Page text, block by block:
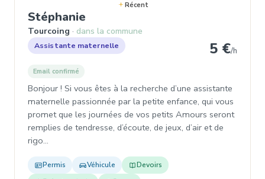
Récent
Stéphanie
Tourcoing dans la commune
Assistante maternelle 5 €/h
Email confirmé
Bonjour ! Si vous êtes à la recherche d’une assistante
maternelle passionnée par la petite enfance, qui vous
promet que les journées de vos petits Amours seront
remplies de tendresse, d’écoute, de jeux, d’air et de
rigo…
Permis Véhicule
Devoirs